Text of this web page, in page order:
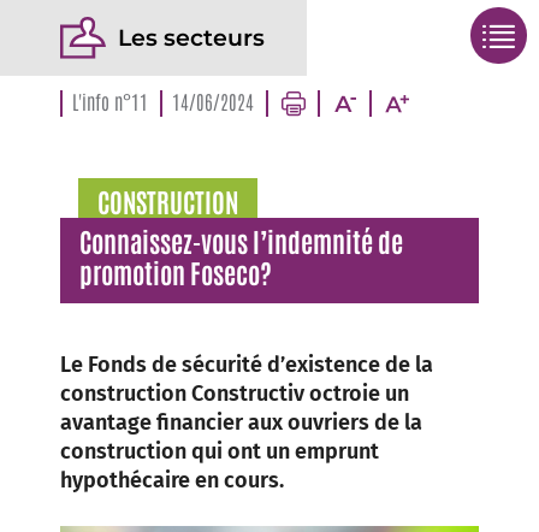
Les secteurs
L'info n°11 14/06/2024
CONSTRUCTION
Connaissez-vous l’indemnité de
promotion Foseco?
Le Fonds de sécurité d’existence de la
construction Constructiv octroie un
avantage financier aux ouvriers de la
construction qui ont un emprunt
hypothécaire en cours.